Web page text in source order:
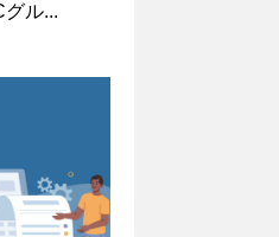
ル...